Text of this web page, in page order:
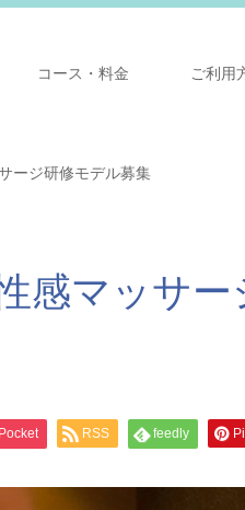
コース・料金 ご利用
ージ研修モデル募集
感マッサ
Pocket RSS feedly